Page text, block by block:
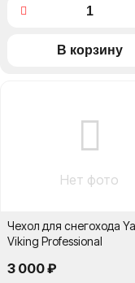
Нет фото
Чехол для снегохода
Viking Professional
3 000 ₽